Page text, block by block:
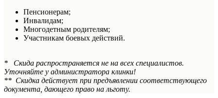
Пенсионерам;
Инвалидам;
Многодетным родителям;
Участникам боевых действий.
* Скида распространяется не на всех специалистов.
Уточняйте у администратора клинки!
** Скидка действует при предъявлении соответствующего
документа, дающего право на льготу.